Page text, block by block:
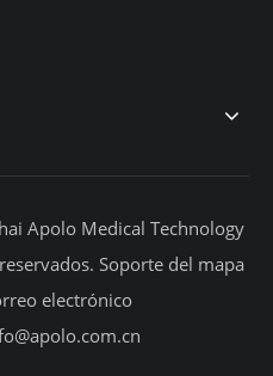
Apolo Medical Technology
Soporte del mapa
electrónico